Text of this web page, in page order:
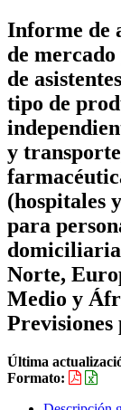
Informe de
de
de
tipo de
y
(hospitales
para
Norte,
Medio y
Previsiones
Última
Formato: